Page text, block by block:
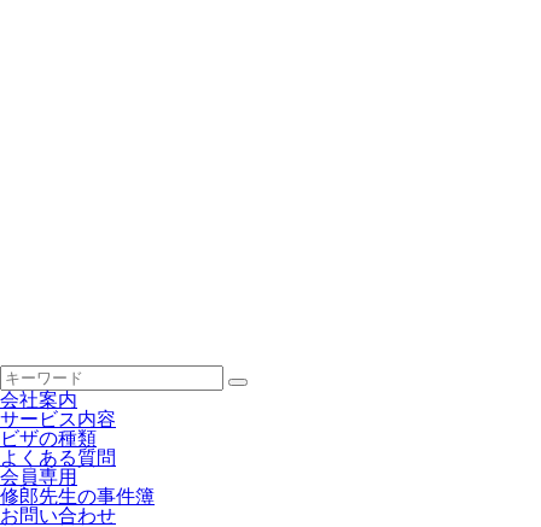
会社案内
サービス内容
ビザの種類
よくある質問
会員専用
修郎先生の事件簿
お問い合わせ